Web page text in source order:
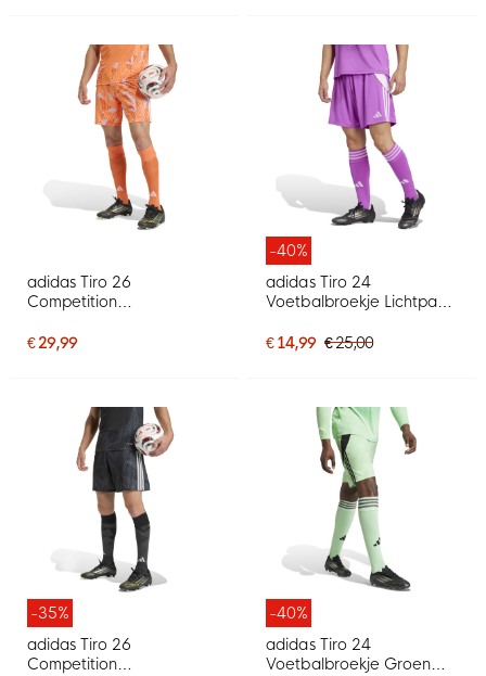
adidas Tiro 26
Competition
€ 29,99
-40%
adidas Tiro 24
Voetbalbroekje Lichtpaars
€ 14,99 € 25,00
-35%
adidas Tiro 26
Competition
-40%
adidas Tiro 24
Voetbalbroekje Groen